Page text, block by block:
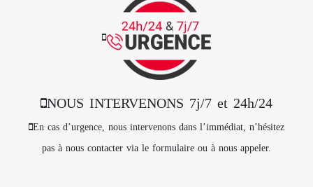
NOUS INTERVENONS 7j/7 et 24h/24
En cas d’urgence, nous intervenons dans l’immédiat, n’hésitez
pas à nous contacter via le formulaire ou à nous appeler.